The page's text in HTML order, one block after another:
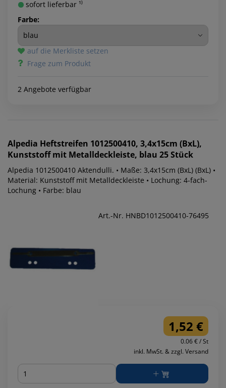
sofort lieferbar ¹⁾
Farbe:
auf die Merkliste setzen
Frage zum Produkt
2 Angebote verfügbar
Alpedia Heftstreifen 1012500410, 3,4x15cm (BxL),
Kunststoff mit Metalldeckleiste, blau 25 Stück
Alpedia 1012500410 Aktendulli. • Maße: 3,4x15cm (BxL) (BxL) •
Material: Kunststoff mit Metalldeckleiste • Lochung: 4-fach-
Lochung • Farbe: blau
Art.-Nr. HNBD1012500410-76495
1,52 €
0.06 € / St
inkl. MwSt. & zzgl. Versand
Menge